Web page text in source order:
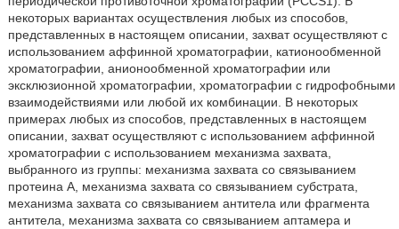
некоторых вариантах осуществления любых из способов,
представленных в настоящем описании, захват осуществляют с
использованием аффинной хроматографии, катионообменной
хроматографии, анионообменной хроматографии или
эксклюзионной хроматографии, хроматографии с гидрофобными
взаимодействиями или любой их комбинации. В некоторых
примерах любых из способов, представленных в настоящем
описании, захват осуществляют с использованием аффинной
хроматографии с использованием механизма захвата,
выбранного из группы: механизма захвата со связыванием
протеина A, механизма захвата со связыванием субстрата,
механизма захвата со связыванием антитела или фрагмента
антитела, механизма захвата со связыванием аптамера и